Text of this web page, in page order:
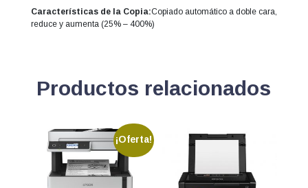
Características de la Copia:Copiado automático a doble cara,
reduce y aumenta (25% – 400%)
Productos relacionados
¡Oferta!